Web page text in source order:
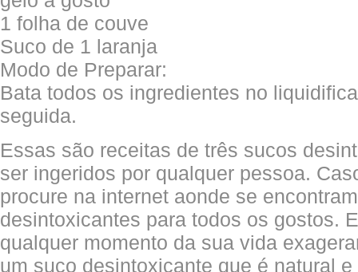
1 folha de couve
Suco de 1 laranja
Modo de Preparar:
Bata todos os ingredientes no
seguida.
Essas são receitas de três sucos
ser ingeridos por qualquer pessoa.
procure na internet aonde se
desintoxicantes para todos os gostos.
qualquer momento da sua vida
um suco desintoxicante que é natural